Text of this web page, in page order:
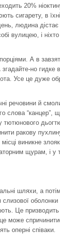
20%
сигарету, в
людина
вулицею, і
А в
но гидке
Усе це дуже
речовини й
слова “канцер”,
тютюнового
ракову
виникне
щурам, і у
шляхи, а
оболонки
Це
може
оперні співаки.